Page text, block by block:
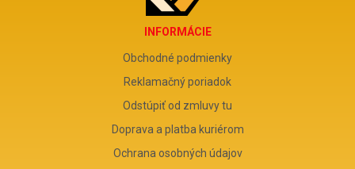
INFORMÁCIE
Obchodné podmienky
Reklamačný poriadok
Odstúpiť od zmluvy tu
Doprava a platba kuriérom
Ochrana osobných údajov